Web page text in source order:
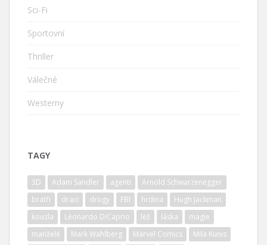
Sci-Fi
Sportovní
Thriller
Válečné
Westerny
TAGY
3D Adam Sandler agenti
Arnold Schwarzenegger
bratři
draci drogy FBI hrdina
Hugh Jackman
kouzla
Leonardo DiCaprio lež láska
magie
manželé
Mark Wahlberg Marvel Comics
Mila Kunis